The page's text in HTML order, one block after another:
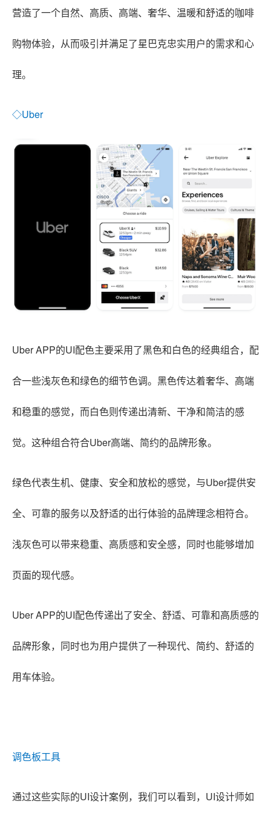
营造了一个自然、高质、高端、奢华、温暖和舒适的咖啡
购物体验，从而吸引并满足了星巴克忠实用户的需求和心
理。
◇Uber
Uber APP的UI配色主要采用了黑色和白色的经典组合，配
合一些浅灰色和绿色的细节色调。黑色传达着奢华、高端
和稳重的感觉，而白色则传递出清新、干净和简洁的感
觉。这种组合符合Uber高端、简约的品牌形象。
绿色代表生机、健康、安全和放松的感觉，与Uber提供安
全、可靠的服务以及舒适的出行体验的品牌理念相符合。
浅灰色可以带来稳重、高质感和安全感，同时也能够增加
页面的现代感。
Uber APP的UI配色传递出了安全、舒适、可靠和高质感的
品牌形象，同时也为用户提供了一种现代、简约、舒适的
用车体验。
调色板工具
通过这些实际的UI设计案例，我们可以看到，UI设计师如